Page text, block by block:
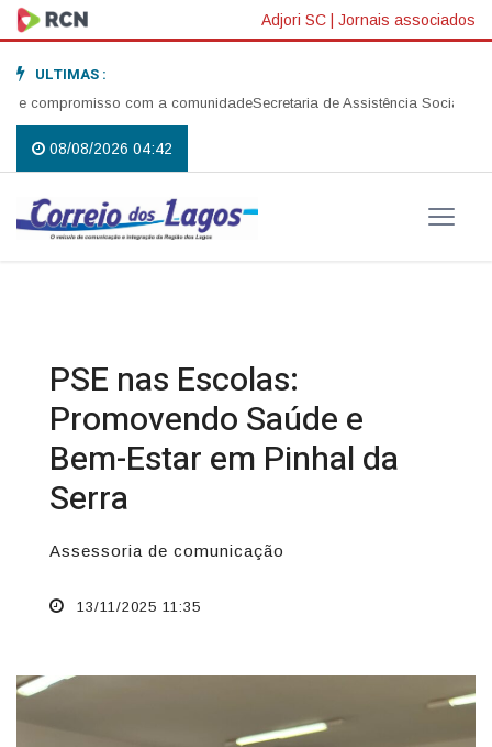
Adjori SC | Jornais associados
ULTIMAS :
com a comunidadeSecretaria de Assistência Social realiza
08/08/2026 04:42
PSE nas Escolas:
Promovendo Saúde e
Bem-Estar em Pinhal da
Serra
Assessoria de comunicação
13/11/2025 11:35